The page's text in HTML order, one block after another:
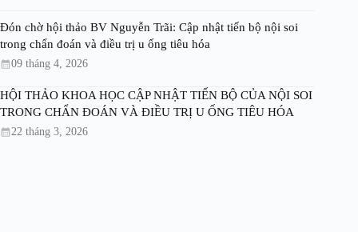
Đón chờ hội thảo BV Nguyễn Trãi: Cập nhật tiến bộ nội soi
trong chẩn đoán và điều trị u ống tiêu hóa
09 tháng 4, 2026
HỘI THẢO KHOA HỌC CẬP NHẬT TIẾN BỘ CỦA NỘI SOI
TRONG CHẨN ĐOÁN VÀ ĐIỀU TRỊ U ỐNG TIÊU HÓA
22 tháng 3, 2026